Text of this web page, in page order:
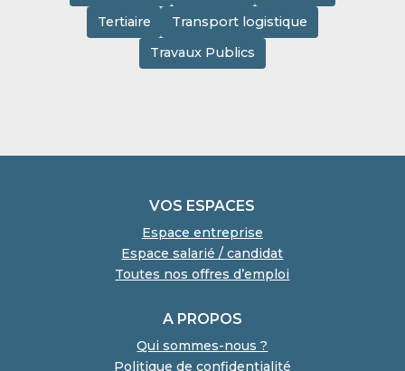
Tertiaire
Transport logistique
Travaux Publics
VOS ESPACES
Espace entreprise
Espace salarié / candidat
Toutes nos offres d’emploi
A PROPOS
Qui sommes-nous ?
Politique de confidentialité